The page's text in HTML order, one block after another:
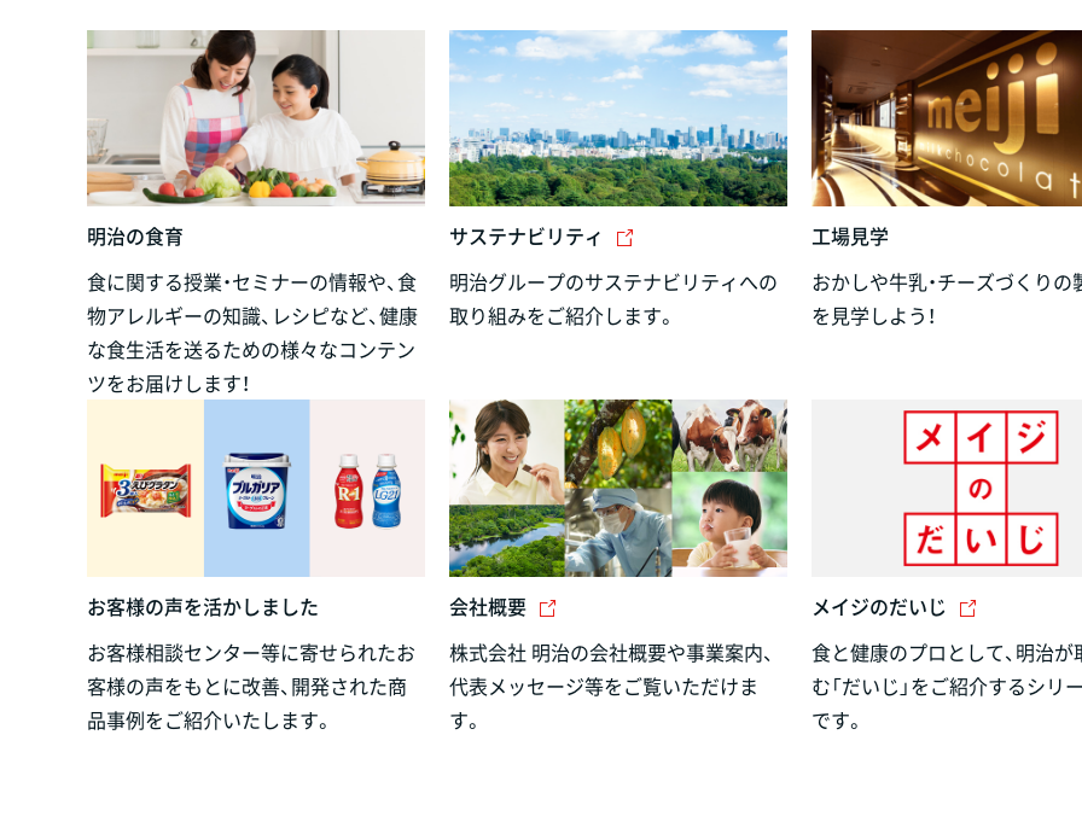
明治の食育
食に関する授業・セミナーの情報や、食
物アレルギーの知識、レシピなど、健康
な食生活を送るための様々なコンテン
ツをお届けします！
サステナビリティ
明治グループのサステナビリティへの
取り組みをご紹介します。
工場見学
おかしや牛乳・チーズづくりの
を見学しよう！
お客様の声を活かしました
お客様相談センター等に寄せられたお
客様の声をもとに改善、開発された商
品事例をご紹介いたします。
会社概要
株式会社 明治の会社概要や事業案内、
代表メッセージ等をご覧いただけま
す。
メイジのだいじ
食と健康のプロとして、明治が
む「だいじ」をご紹介するシリ
です。